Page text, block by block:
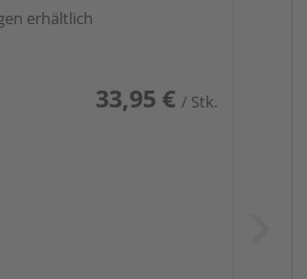
erhältlich
33,95 € / Stk.